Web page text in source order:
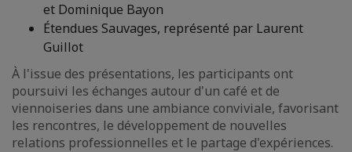
et Dominique Bayon
Étendues Sauvages, représenté par Laurent
Guillot
À l'issue des présentations, les participants ont
poursuivi les échanges autour d'un café et de
viennoiseries dans une ambiance conviviale, favorisant
les rencontres, le développement de nouvelles
relations professionnelles et le partage d'expériences.